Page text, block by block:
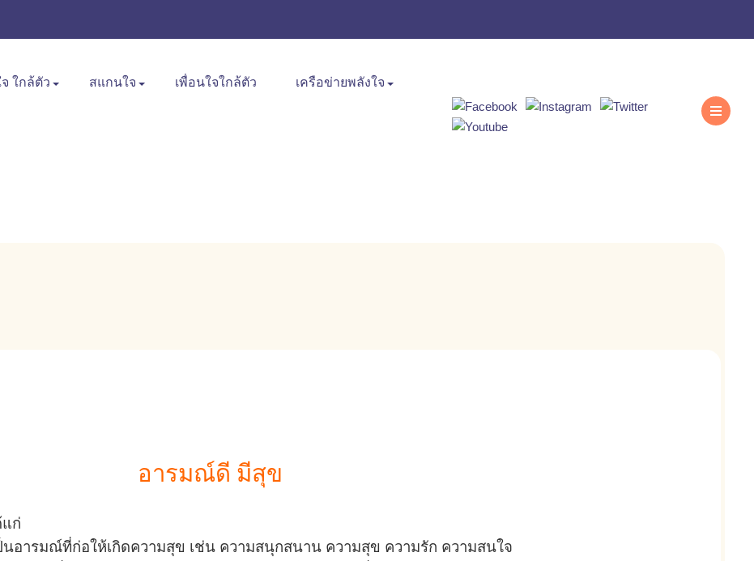
ใกล้ตัว สแกนใจ เพื่อนใจใกล้ตัว เครือข่ายพลังใจ
อารมณ์ดี มีสุข
ก่
นอารมณ์ที่ก่อให้เกิดความสุข เช่น ความสนุกสนาน ความสุข ความรัก ความสนใจ